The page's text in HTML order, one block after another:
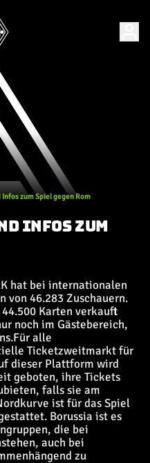
zum Spiel gegen Rom
INFOS ZUM
hat bei internationalen
von 46.283 Zuschauern.
Karten verkauft
noch im Gästebereich,
Für alle
Ticketzweitmarkt für
dieser Plattform wird
geboten, ihre Tickets
falls sie am
ist für das Spiel
Borussia ist es
die bei
auch bei
zu